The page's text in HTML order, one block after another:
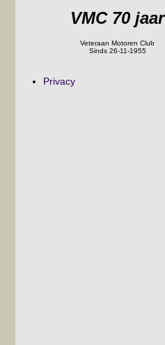
VMC 70 jaar
Veteraan Motoren Club
Sinds 26-11-1955
Privacy